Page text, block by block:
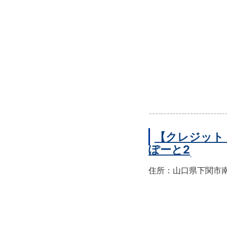
【クレジッ
ぽーと2
住所：山口県下関市